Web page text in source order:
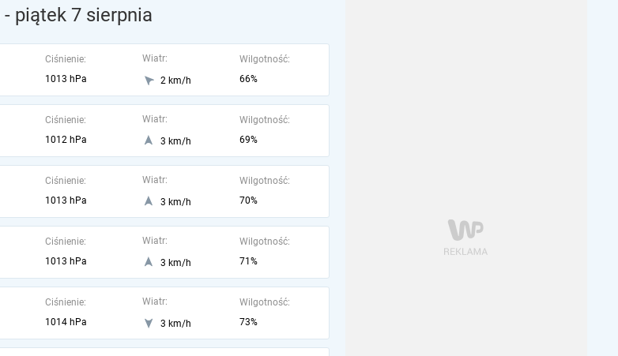
- piątek 7 sierpnia
Ciśnienie:
1013 hPa
Wiatr:
2 km/h
Wilgotność:
66%
Ciśnienie:
1012 hPa
Wiatr:
3 km/h
Wilgotność:
69%
Ciśnienie:
1013 hPa
Wiatr:
3 km/h
Wilgotność:
70%
Ciśnienie:
1013 hPa
Wiatr:
3 km/h
Wilgotność:
71%
Ciśnienie:
1014 hPa
Wiatr:
3 km/h
Wilgotność:
73%